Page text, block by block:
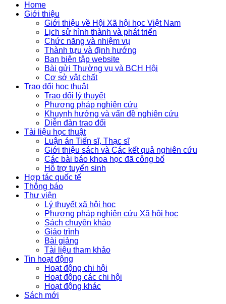
Home
Giới thiệu
Giới thiệu về Hội Xã hội học Việt Nam
Lịch sử hình thành và phát triển
Chức năng và nhiệm vụ
Thành tựu và định hướng
Ban biên tập website
Bài gửi Thường vụ và BCH Hội
Cơ sở vật chất
Trao đổi học thuật
Trao đổi lý thuyết
Phương pháp nghiên cứu
Khuynh hướng và vấn đề nghiên cứu
Diễn đàn trao đổi
Tài liệu học thuật
Luận án Tiến sĩ, Thạc sĩ
Giới thiệu sách và Các kết quả nghiên cứu
Các bài báo khoa học đã công bố
Hỗ trợ tuyển sinh
Hợp tác quốc tế
Thông báo
Thư viện
Lý thuyết xã hội học
Phương pháp nghiên cứu Xã hội học
Sách chuyên khảo
Giáo trình
Bài giảng
Tài liệu tham khảo
Tin hoạt động
Hoạt động chi hội
Hoạt động các chi hội
Hoạt động khác
Sách mới